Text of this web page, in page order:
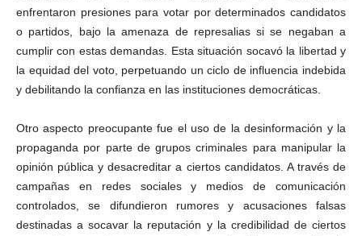
enfrentaron presiones para votar por determinados candidatos
o partidos, bajo la amenaza de represalias si se negaban a
cumplir con estas demandas. Esta situación socavó la libertad y
la equidad del voto, perpetuando un ciclo de influencia indebida
y debilitando la confianza en las instituciones democráticas.
Otro aspecto preocupante fue el uso de la desinformación y la
propaganda por parte de grupos criminales para manipular la
opinión pública y desacreditar a ciertos candidatos. A través de
campañas en redes sociales y medios de comunicación
controlados, se difundieron rumores y acusaciones falsas
destinadas a socavar la reputación y la credibilidad de ciertos